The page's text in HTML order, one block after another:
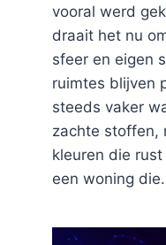
vooral werd
draait het nu
sfeer en eigen
ruimtes blijven
steeds vaker
zachte stoffen,
kleuren die
een woning